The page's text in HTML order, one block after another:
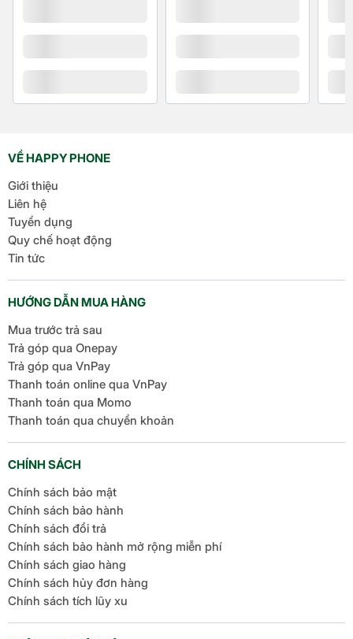
VỀ HAPPY PHONE
Giới thiệu
Liên hệ
Tuyển dụng
Quy chế hoạt động
Tin tức
HƯỚNG DẪN MUA HÀNG
Mua trước trả sau
Trả góp qua Onepay
Trả góp qua VnPay
Thanh toán online qua VnPay
Thanh toán qua Momo
Thanh toán qua chuyển khoản
CHÍNH SÁCH
Chính sách bảo mật
Chính sách bảo hành
Chính sách đổi trả
Chính sách bảo hành mở rộng miễn phí
Chính sách giao hàng
Chính sách hủy đơn hàng
Chính sách tích lũy xu